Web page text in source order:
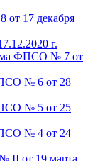
от 17 декабря
г.
ФПСО № 7 от
№ 6 от 28
№ 5 от 25
№ 4 от 24
II от 19 марта